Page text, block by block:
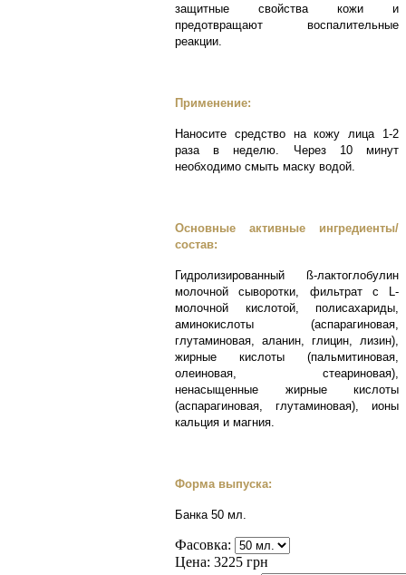
защитные свойства кожи и
предотвращают воспалительные
реакции.
Применение:
Наносите средство на кожу лица 1-2
раза в неделю. Через 10 минут
необходимо смыть маску водой.
Основные активные ингредиенты/
состав:
Гидролизированный ß-лактоглобулин
молочной сыворотки, фильтрат с L-
молочной кислотой, полисахариды,
аминокислоты (аспарагиновая,
глутаминовая, аланин, глицин, лизин),
жирные кислоты (пальмитиновая,
олеиновая, стеариновая),
ненасыщенные жирные кислоты
(аспарагиновая, глутаминовая), ионы
кальция и магния.
Форма выпуска:
Банка 50 мл.
Фасовка:
Цена: 3225 грн